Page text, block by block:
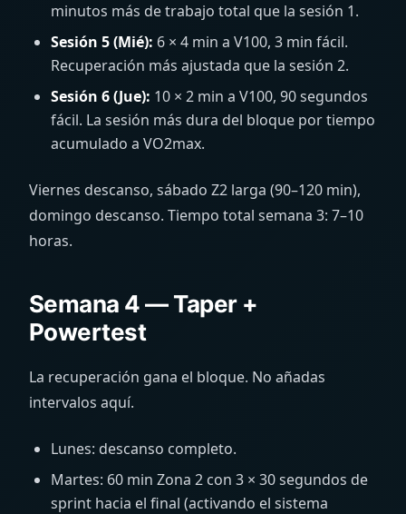
minutos más de trabajo total que la sesión 1.
Sesión 5 (Mié): 6 × 4 min a V100, 3 min fácil.
Recuperación más ajustada que la sesión 2.
Sesión 6 (Jue): 10 × 2 min a V100, 90 segundos
fácil. La sesión más dura del bloque por tiempo
acumulado a VO2max.
Viernes descanso, sábado Z2 larga (90–120 min),
domingo descanso. Tiempo total semana 3: 7–10
horas.
Semana 4 — Taper +
Powertest
La recuperación gana el bloque. No añadas
intervalos aquí.
Lunes: descanso completo.
Martes: 60 min Zona 2 con 3 × 30 segundos de
sprint hacia el final (activando el sistema